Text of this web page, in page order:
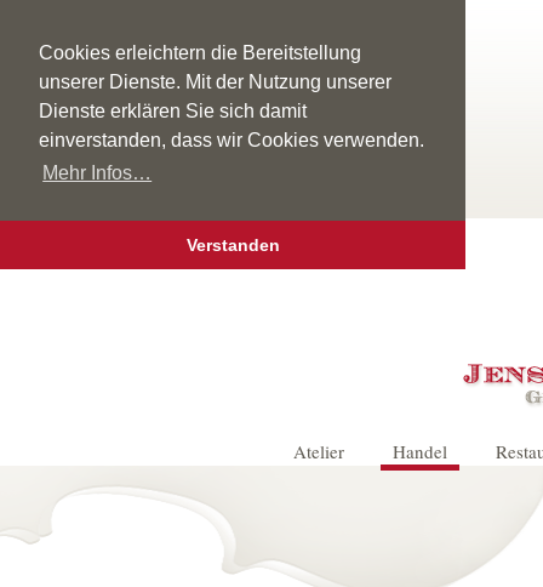
Cookies erleichtern die Bereitstellung
unserer Dienste. Mit der Nutzung unserer
Dienste erklären Sie sich damit
einverstanden, dass wir Cookies verwenden.
Mehr Infos…
Verstanden
Atelier Handel